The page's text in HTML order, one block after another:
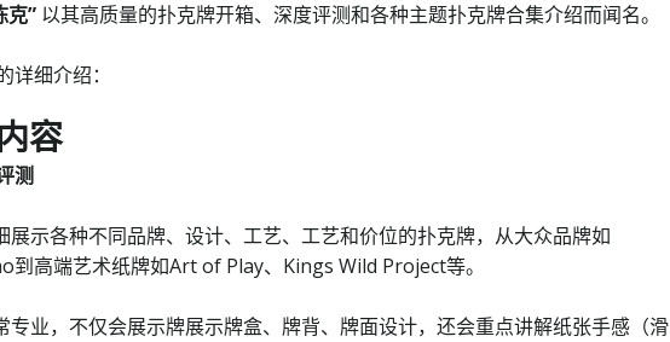
克” 以其高质量的扑克牌开箱、深度评测和各种主题扑克牌合集介绍而闻名。
详细介绍：
容
测
展示各种不同品牌、设计、工艺、工艺和价位的扑克牌，从大众品牌如
到高端艺术纸牌如Art of Play、Kings Wild Project等。
专业，不仅会展示牌展示牌盒、牌背、牌面设计，还会重点讲解纸张手感（滑